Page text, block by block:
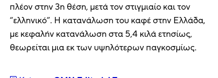
πλέον στην 3η θέση, μετά τον στιγμιαίο και τον
“ελληνικό”. Η κατανάλωση του καφέ στην Ελλάδα,
με κεφαλήν κατανάλωση στα 5,4 κιλά ετησίως,
θεωρείται μια εκ των υψηλότερων παγκοσμίως.